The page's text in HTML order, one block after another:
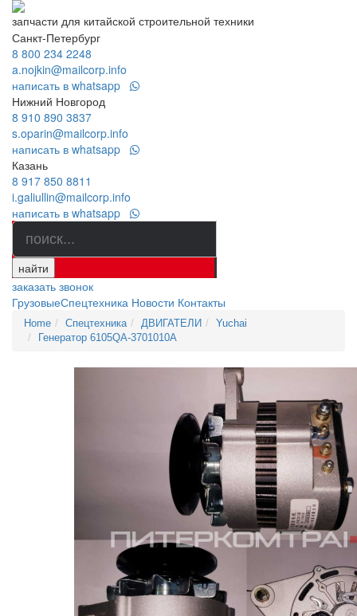
запчасти для китайской строительной техники
Санкт-Петербург
8 800 234 2248
a.nojkin@mailcorp.info
написать в whatsapp
Нижний Новгород
8 910 890 3837
s.oparin@mailcorp.info
написать в whatsapp
Казань
8 917 850 8811
i.galiullin@mailcorp.info
написать в whatsapp
найти
заказать звонок
ГрузовыеСпецтехника Новости Контакты
Home Спецтехника ДВИГАТЕЛИ
Yuchai
Генератор 6105QA-3701010A